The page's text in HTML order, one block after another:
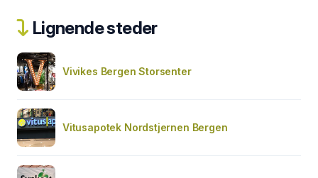
Lignende steder
Vivikes Bergen Storsenter
Vitusapotek Nordstjernen Bergen